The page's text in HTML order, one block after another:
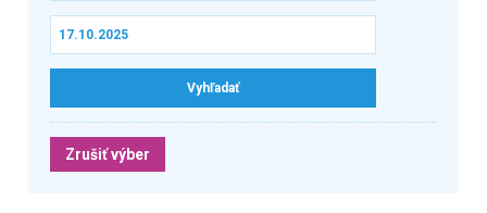
Zrušiť výber